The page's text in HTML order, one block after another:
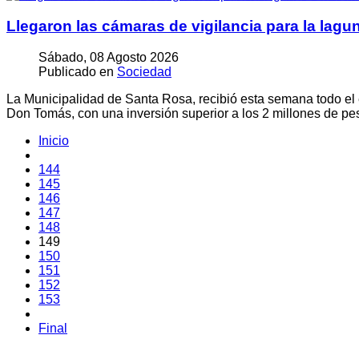
Llegaron las cámaras de vigilancia para la
Sábado, 08 Agosto 2026
Publicado en Sociedad
La Municipalidad de Santa Rosa, recibió esta semana todo
Don Tomás, con una inversión superior a los 2 millones de
Inicio
144
145
146
147
148
149
150
151
152
153
Final